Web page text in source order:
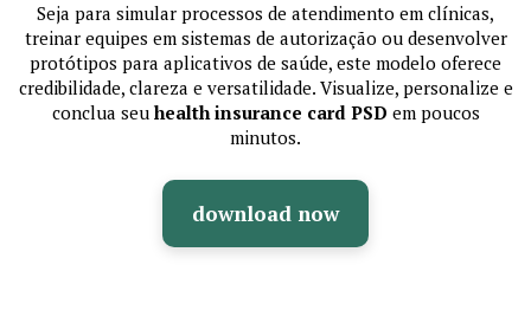
Seja para simular processos de atendimento em clínicas,
treinar equipes em sistemas de autorização ou desenvolver
protótipos para aplicativos de saúde, este modelo oferece
credibilidade, clareza e versatilidade. Visualize, personalize e
conclua seu health insurance card PSD em poucos
minutos.
download now